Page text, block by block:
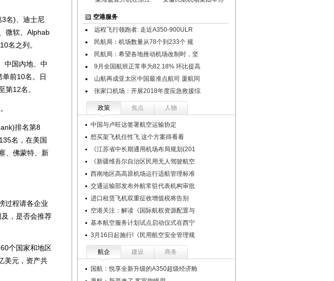
名)、迪士尼
微软、Alphab
名之列。
中国内地、中
前10名。日
第12名。
排名第8
名，在美国
、佛蒙特、新
过程请各企业
，是否会推荐
个国家和地区
美元，资产共
空港服务
远程飞行领跑者: 走近A350-900ULR
民航局：机场数量从78个到233个 规
民航局：希望各地推动机场改制时，坚
9月全国航班正常率为82.18% 环比提高
山航再成亚太区中国最准点航司 厦航同
张家口机场：开展2018年度应急救援综
政策 焦点 人物
中国与卢旺达签署航空运输协定
想买架飞机任性飞 这个方案得看看
《江苏省中长期通用机场布局规划(201
《新疆维吾尔自治区民用无人驾驶航空
西南地区高高原机场运行适航管理标准
交通运输部发布外航常驻代表机构审批
进口租赁飞机双重征收增值税将告别
空港关注：解读《国际航权资源配置与
基本航空服务计划试点启动仪式在西宁
3月16日起施行!《民用航空安全管理规
航企 建设 商务
国航：悦享全新升级的A350超级经济舱